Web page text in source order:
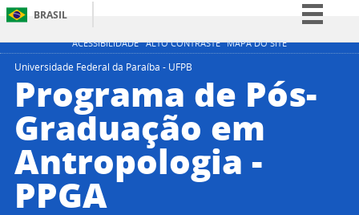
ACESSIBILIDADE ALTO CONTRASTE MAPA DO SITE
BRASIL
Simplifique!
Participe
Legislação
Canais
Universidade Federal da Paraíba - UFPB
Programa de Pós-
Graduação em
Antropologia -
PPGA